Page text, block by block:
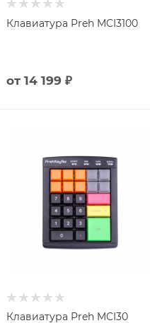
Клавиатура Preh MCI3100
от 14 199 ₽
Клавиатура Preh MCI30